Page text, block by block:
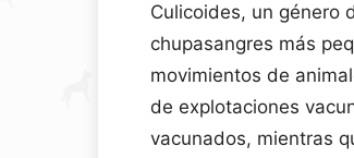
Culicoides, un género
chupasangres más
movimientos de
de explotaciones
vacunados, mientras